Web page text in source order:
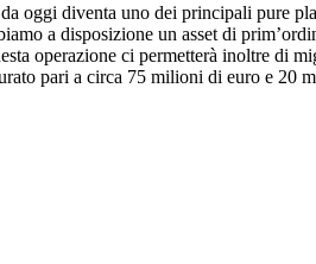
oggi diventa uno dei principali pure
a disposizione un asset di
operazione ci permetterà inoltre di
pari a circa 75 milioni di euro e 20